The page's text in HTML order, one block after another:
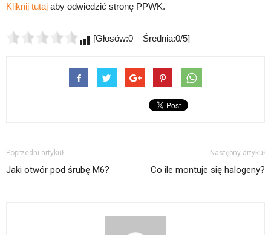
Kliknij tutaj aby odwiedzić stronę PPWK.
[Głosów:0 Średnia:0/5]
Poprzedni artykuł
Jaki otwór pod śrubę M6?
Następny artykuł
Co ile montuje się halogeny?